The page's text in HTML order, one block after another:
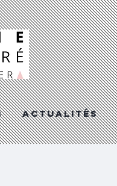
ACTUALITéS